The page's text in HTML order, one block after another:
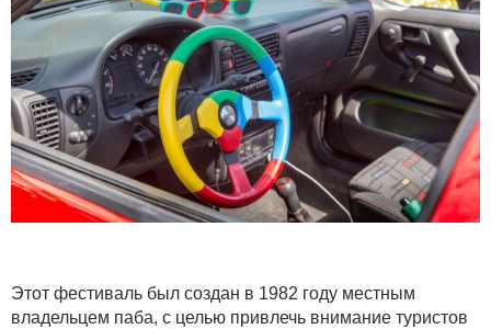
Этот фестиваль был создан в 1982 году местным
владельцем паба, с целью привлечь внимание туристов